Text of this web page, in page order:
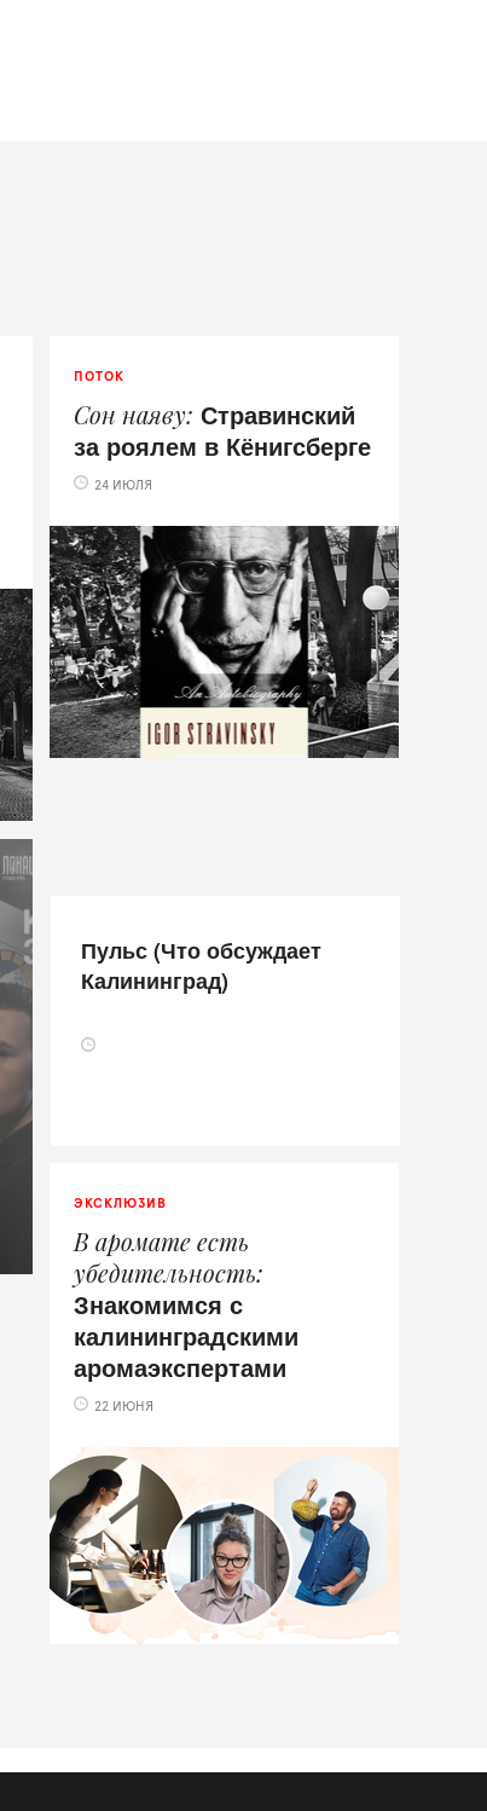
ПОТОК
Сон наяву Стравинский
за роялем в Кёнигсберге
24 ИЮЛЯ
ЭКСКЛЮЗИВ
В аромате есть
убедительность
Знакомимся с
калининградскими
аромаэкспертами
22 ИЮНЯ
Пульс (Что обсуждает
Калининград)